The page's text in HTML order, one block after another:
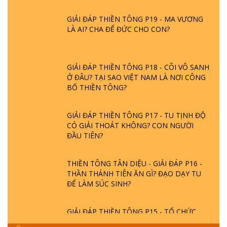
GIẢI ĐÁP THIỀN TÔNG P19 - MA VƯƠNG
LÀ AI? CHA ĐỂ ĐỨC CHO CON?
GIẢI ĐÁP THIỀN TÔNG P18 - CÕI VÔ SANH
Ở ĐÂU? TẠI SAO VIỆT NAM LÀ NƠI CÔNG
BỐ THIỀN TÔNG?
GIẢI ĐÁP THIỀN TÔNG P17 - TU TỊNH ĐỘ
CÓ GIẢI THOÁT KHÔNG? CON NGƯỜI
ĐẦU TIÊN?
THIỀN TÔNG TÂN DIỆU - GIẢI ĐÁP P16 -
THẦN THÁNH TIÊN ĂN GÌ? ĐẠO DẠY TU
ĐỂ LÀM SÚC SINH?
GIẢI ĐÁP THIỀN TÔNG P15 - TỔ CHỨC
LOÀI CÔ HỒN - GIÁO LÝ ĐẠO PHẬT KHI